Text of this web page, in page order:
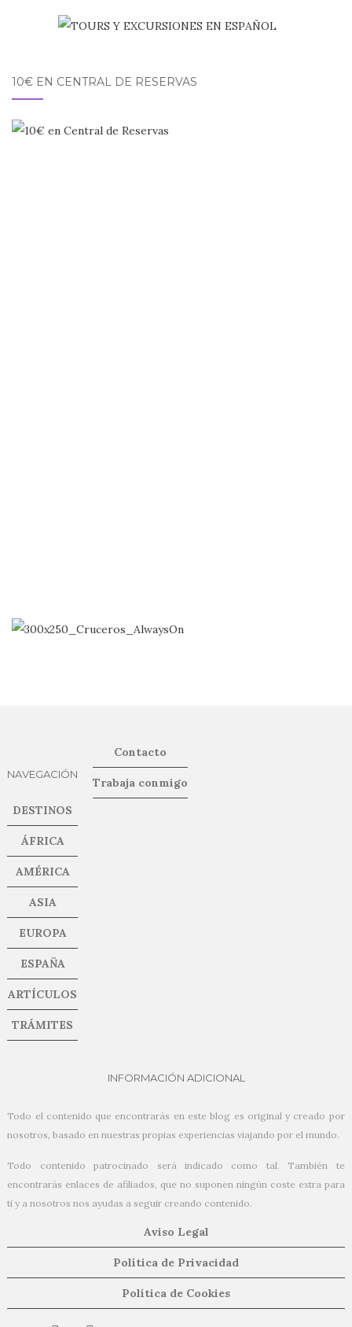
10€ EN CENTRAL DE RESERVAS
NAVEGACIÓN
DESTINOS
ÁFRICA
AMÉRICA
ASIA
EUROPA
ESPAÑA
ARTÍCULOS
TRÁMITES
Contacto
Trabaja conmigo
INFORMACIÓN ADICIONAL
Todo el contenido que encontrarás en este blog es original y creado por
nosotros, basado en nuestras propias experiencias viajando por el mundo.
Todo contenido patrocinado será indicado como tal. También te
encontrarás enlaces de afiliados, que no suponen ningún coste extra para
ti y a nosotros nos ayudas a seguir creando contenido.
Aviso Legal
Política de Privacidad
Política de Cookies